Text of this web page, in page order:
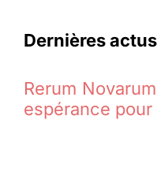
Dernières actus
Rerum
espérance pour